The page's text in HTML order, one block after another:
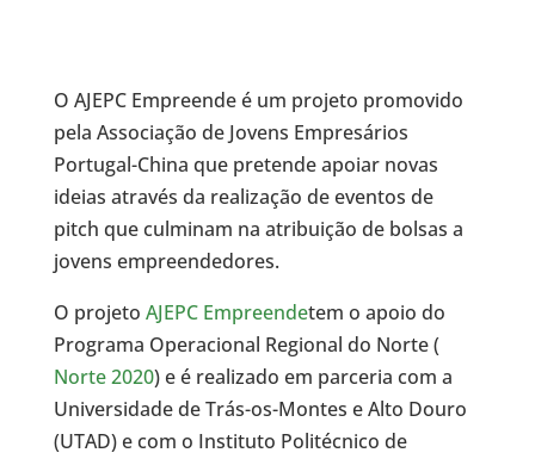
O AJEPC Empreende é um projeto promovido
pela Associação de Jovens Empresários
Portugal-China que pretende apoiar novas
ideias através da realização de eventos de
pitch que culminam na atribuição de bolsas a
jovens empreendedores.
O projeto AJEPC Empreendetem o apoio do
Programa Operacional Regional do Norte (
Norte 2020) e é realizado em parceria com a
Universidade de Trás-os-Montes e Alto Douro
(UTAD) e com o Instituto Politécnico de